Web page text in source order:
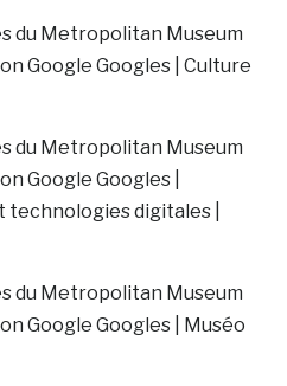
du Metropolitan Museum
Google Googles | Culture
du Metropolitan Museum
Google Googles |
digitales |
du Metropolitan Museum
Google Googles | Muséo